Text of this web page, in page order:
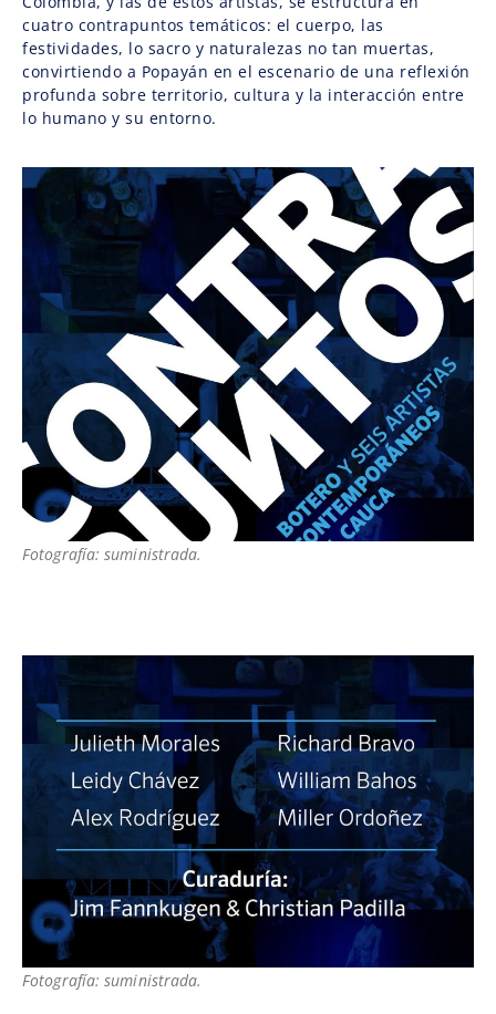
cuatro contrapuntos temáticos: el cuerpo, las
festividades, lo sacro y naturalezas no tan muertas,
convirtiendo a Popayán en el escenario de una reflexión
profunda sobre territorio, cultura y la interacción entre
lo humano y su entorno.
Fotografía: suministrada.
Fotografía: suministrada.